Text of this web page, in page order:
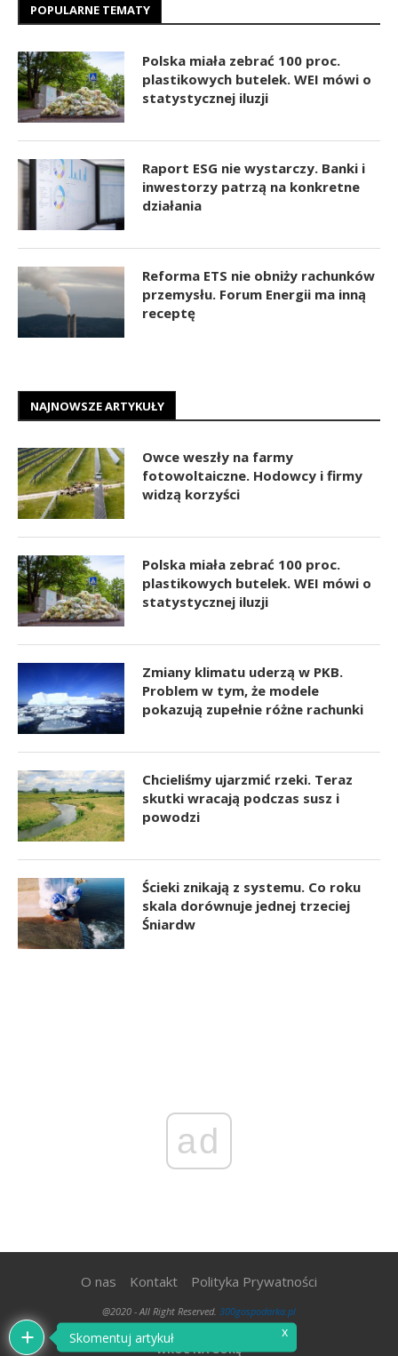
POPULARNE TEMATY
Polska miała zebrać 100 proc.
plastikowych butelek. WEI mówi o
statystycznej iluzji
Raport ESG nie wystarczy. Banki i
inwestorzy patrzą na konkretne
działania
Reforma ETS nie obniży rachunków
przemysłu. Forum Energii ma inną
receptę
NAJNOWSZE ARTYKUŁY
Owce weszły na farmy
fotowoltaiczne. Hodowcy i firmy
widzą korzyści
Polska miała zebrać 100 proc.
plastikowych butelek. WEI mówi o
statystycznej iluzji
Zmiany klimatu uderzą w PKB.
Problem w tym, że modele
pokazują zupełnie różne rachunki
Chcieliśmy ujarzmić rzeki. Teraz
skutki wracają podczas susz i
powodzi
Ścieki znikają z systemu. Co roku
skala dorównuje jednej trzeciej
Śniardw
ad
O nas Kontakt Polityka Prywatności
@2020 - All Right Reserved. 300gospodarka.pl
WRÓĆ NA GÓRĘ
Skomentuj artykuł x